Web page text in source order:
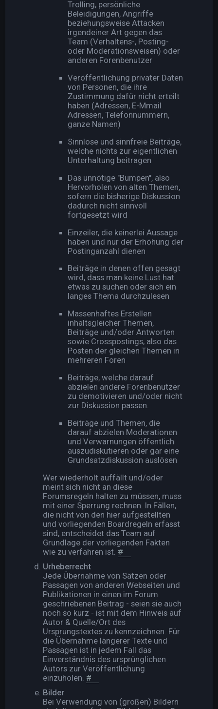
Trolling, persönliche
Beleidigungen, Angriffe
beziehungsweise Attacken
irgendeiner Art gegen das
Team (Verhaltens-, Posting-
oder Moderationsweisen) oder
anderen Forenbenutzer
Veröffentlichung privater Daten
von Personen, die ihre
Zustimmung dafür nicht erteilt
haben (Adressen, E-Mmail
Adressen, Telefonnummern,
ganze Namen)
Sinnlose und sinnfreie Beiträge,
welche nichts zur eigentlichen
Unterhaltung beitragen
Das unnötige "Bumpen", also
Hervorholen von alten Themen,
sofern die bisherige Diskussion
dadurch nicht sinnvoll
fortgesetzt wird
Einzeiler, die keinerlei Aussage
haben und nur der Erhöhung der
Postinganzahl dienen
Beiträge in denen offen gesagt
wird, dass man keine Lust hat
etwas zu suchen oder sich ein
langes Thema durchzulesen
Massenhaftes Erstellen
inhaltsgleicher Themen,
Beiträge und/oder Antworten
sowie Crosspostings, also das
Posten der gleichen Themen in
mehreren Foren
Beiträge, welche darauf
abzielen andere Forenbenutzer
zu demotivieren und/oder nicht
zur Diskussion passen.
Beiträge und Themen, die
darauf abzielen Moderationen
und Verwarnungen öffentlich
auszudiskutieren oder gar eine
Grundsatzdiskussion auslösen
Wer wiederholt auffällt und/oder
meint sich nicht an diese
Forumsregeln halten zu müssen, muss
mit einer Sperrung rechnen. In Fällen,
die nicht von den hier aufgestellten
und vorliegenden Boardregeln erfasst
sind, entscheidet das Team auf
Grundlage der vorliegenden Fakten
wie zu verfahren ist. #
Urheberrecht
Jede Übernahme von Sätzen oder
Passagen von anderen Webseiten und
Publikationen in einen im Forum
geschriebenen Beitrag - seien sie auch
noch so kurz - ist mit dem Hinweis auf
Autor & Quelle/Ort des
Ursprungstextes zu kennzeichnen. Für
die Übernahme längerer Texte und
Passagen ist in jedem Fall das
Einverständnis des ursprünglichen
Autors zur Veröffentlichung
einzuholen. #
Bilder
Bei Verwendung von (großen) Bildern